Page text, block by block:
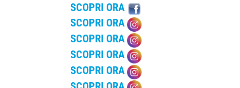
variare in base a fattori come la quantità noleggiata, la durata
IN ITALIA
SCOPRI ORA
SCOPRI ORA
SCOPRI ORA
SCOPRI ORA
SCOPRI ORA